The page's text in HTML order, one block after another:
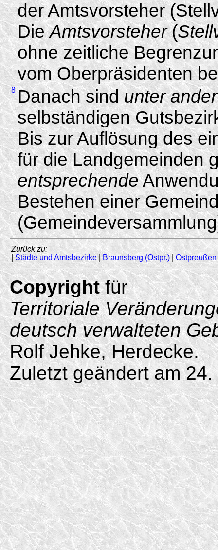
der Amtsvorsteher
DieAmtsvorsteher(
ohne zeitliche
vom Oberpräsidenten
8 Danach sindunter
selbständigen
Bis zur Auflösung des
für die Landgemeinden
entsprechende
Bestehen einer
Zurück zu:
|Städte und Amtsbezirke |Braunsberg (Ostpr.) |Ostpreußen
Copyrightfür
Territoriale
deutsch verwalteten
Rolf Jehke, Herdecke.
Zuletzt geändert am